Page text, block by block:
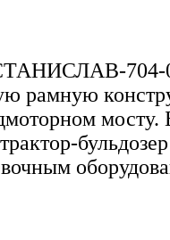
СТАНИСЛАВ-
рамную
мосту.